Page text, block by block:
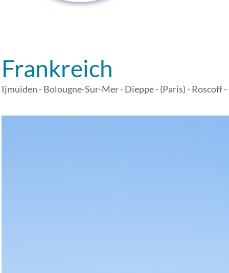
Frankreich
Ijmuiden - Bolougne-Sur-Mer - Dieppe - (Paris) - Roscoff